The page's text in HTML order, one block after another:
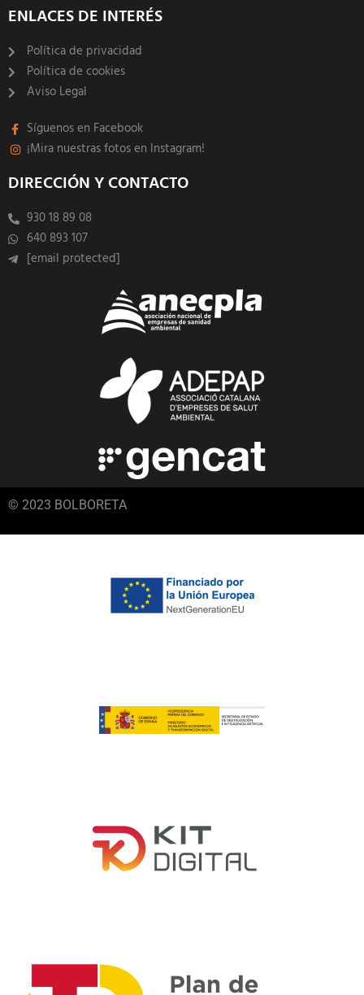
ENLACES DE INTERÉS
Política de privacidad
Política de cookies
Aviso Legal
Síguenos en Facebook
¡Mira nuestras fotos en Instagram!
DIRECCIÓN Y CONTACTO
930 18 89 08
640 893 107
[email protected]
© 2023 BOLBORETA